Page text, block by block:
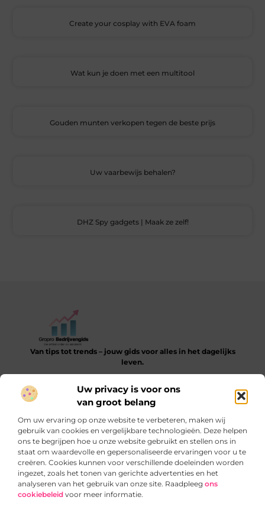
Uw privacy is voor ons
van groot belang
Om uw ervaring op onze website te verbeteren, maken wij
gebruik van cookies en vergelijkbare technologieën. Deze helpen
ons te begrijpen hoe u onze website gebruikt en stellen ons in
staat om waardevolle en gepersonaliseerde ervaringen voor u te
creëren. Cookies kunnen voor verschillende doeleinden worden
ingezet, zoals het tonen van gerichte advertenties en het
analyseren van het gebruik van onze site. Raadpleeg ons
cookiebeleid voor meer informatie.
Create your cosplay with EVA foam
Wat kun je doen met een multitool
Gouden munten verkopen tegen de beste prijs
Uw vaarbewijs behalen?
DHZ Spy gadgets | Maak ze zelf!
Van tips tot trends – jouw gids voor alles in het dagelijks
leven.
helpen bij het ontdekken, leren en verbeteren van je dagelijkse
routine.
Bericht categorie
Onze informatie